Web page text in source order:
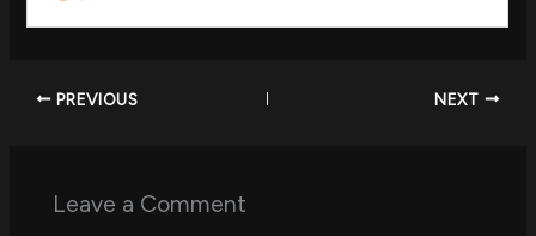
PREVIOUS NEXT
Leave a Comment